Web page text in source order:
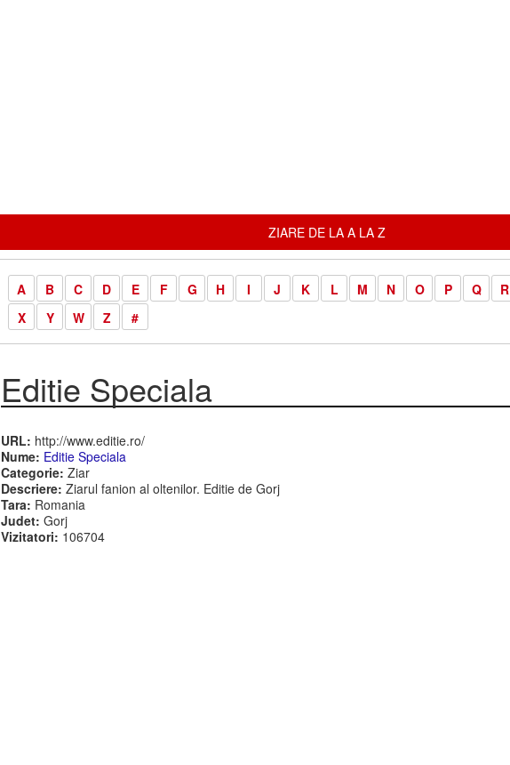
ZIARE DE LA A LA Z
A B C D E F G H I J K L M N O P Q R
X
Y W Z #
Editie Speciala
URL: http://www.editie.ro/
Nume: Editie Speciala
Categorie: Ziar
Descriere: Ziarul fanion al oltenilor. Editie de Gorj
Tara: Romania
Judet: Gorj
Vizitatori: 106704